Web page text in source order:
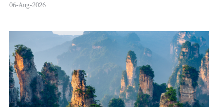
06-Aug-2026